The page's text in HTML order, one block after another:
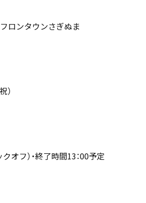
ロンタウンさぎぬま
）
オフ）・終了時間13：00予定